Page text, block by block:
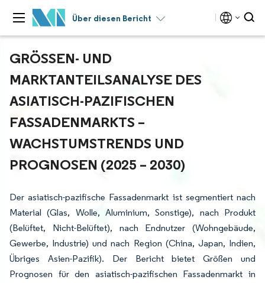
Über diesen Bericht
GRÖSSEN- UND M
ARKTANTEILSANALYSE DES A
SIATISCH-PAZIFISCHEN F
ASSADENMARKTS – W
ACHSTUMSTRENDS UND P
ROGNOSEN (2025 – 2030)
Der asiatisch-pazifische Fassadenmarkt ist segmentiert nach
Material (Glas, Wolle, Aluminium, Sonstige), nach Produkt
(Belüftet, Nicht-Belüftet), nach Endnutzer (Wohngebäude,
Gewerbe, Industrie) und nach Region (China, Japan, Indien,
Übriges Asien-Pazifik). Der Bericht bietet Größen und
Prognosen für den asiatisch-pazifischen Fassadenmarkt in